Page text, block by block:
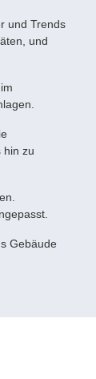
und Trends
und
hin zu
Gebäude